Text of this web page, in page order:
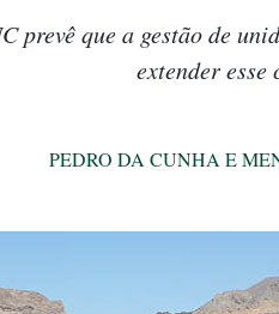
prevê que a gestão de
extender
PEDRO DA CUNHA E